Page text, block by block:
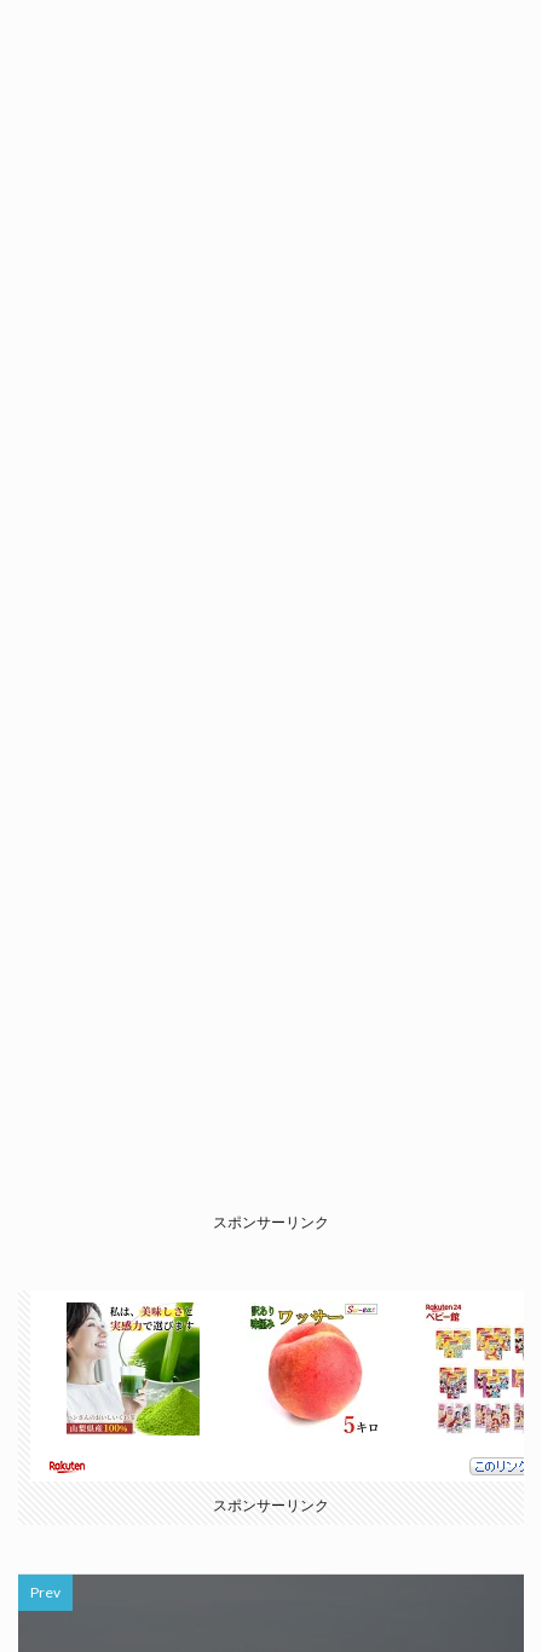
スポンサーリンク
スポンサーリンク
Prev